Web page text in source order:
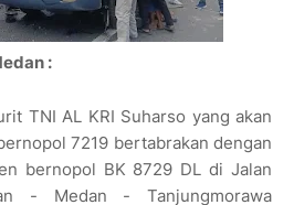
:
TNI AL KRI Suharso yang akan
7219 bertabrakan dengan
bernopol BK 8729 DL di Jalan
- Medan - Tanjungmorawa